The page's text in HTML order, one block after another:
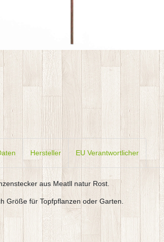
Hersteller EU Verantwortlicher
aus Meatll natur Rost.
Größe für Topfpflanzen oder Garten.